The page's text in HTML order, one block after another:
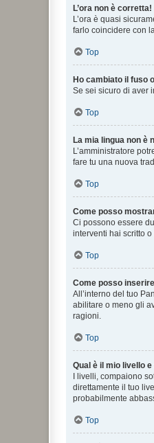
L’ora non è corretta!
L’ora è quasi
farlo coincidere con
Top
Ho cambiato il fuso
Se sei sicuro di aver
Top
La mia lingua non è
L’amministratore
fare tu una nuova
Top
Come posso
Ci possono essere
interventi hai scritto
Top
Come posso
All’interno del tuo
abilitare o meno gli
ragioni.
Top
Qual è il mio livello
I livelli, compaiono
direttamente il tuo
probabilmente
Top